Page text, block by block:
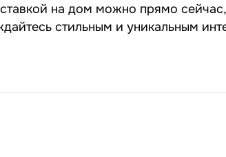
на дом можно прямо
стильным и уникальным